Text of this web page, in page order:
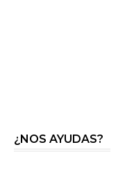
¿NOS AYUDAS?